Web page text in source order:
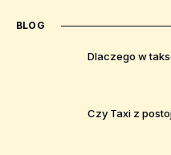
BLOG
Dlaczego w
Czy Taxi z